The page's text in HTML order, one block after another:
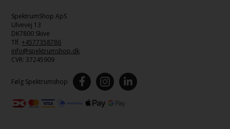
SpektrumShop ApS
Ulvevej 13
DK7800 Skive
Tlf. +4577358786
info@spektrumshop.dk
CVR: 37245909
Følg Spektrumshop